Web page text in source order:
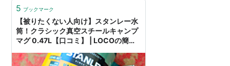
5 ブックマーク
【被りたくない人向け】スタンレー水
筒！クラシック真空スチールキャンプ
マグ 0.47L【口コミ】 | LOCOの簡単